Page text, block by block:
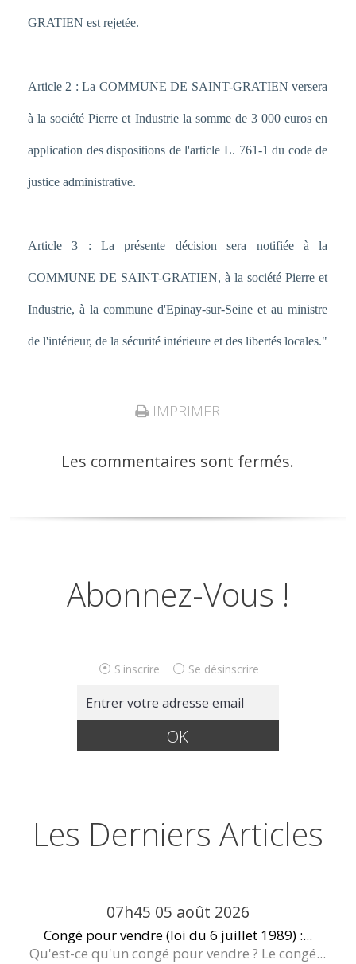
GRATIEN est rejetée.
Article 2 : La COMMUNE DE SAINT-GRATIEN versera
à la société Pierre et Industrie la somme de 3 000 euros en
application des dispositions de l'article L. 761-1 du code de
justice administrative.
Article 3 : La présente décision sera notifiée à la
COMMUNE DE SAINT-GRATIEN, à la société Pierre et
Industrie, à la commune d'Epinay-sur-Seine et au ministre
de l'intérieur, de la sécurité intérieure et des libertés locales."
IMPRIMER
Les commentaires sont fermés.
Abonnez-Vous !
S'inscrire Se désinscrire
Les Derniers Articles
07h45 05 août 2026
Congé pour vendre (loi du 6 juillet 1989) :...
Qu'est-ce qu'un congé pour vendre ? Le congé...